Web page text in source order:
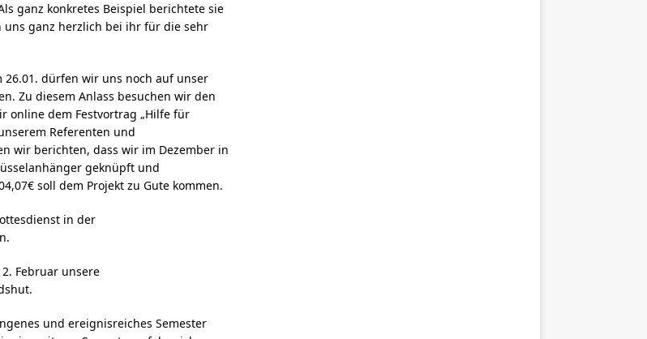
ganz konkretes Beispiel berichtete sie
uns ganz herzlich bei ihr für die sehr
26.01. dürfen wir uns noch auf unser
Zu diesem Anlass besuchen wir den
online dem Festvortrag „Hilfe für
Referenten und
wir berichten, dass wir im Dezember in
geknüpft und
soll dem Projekt zu Gute kommen.
in der
Februar unsere
und ereignisreiches Semester